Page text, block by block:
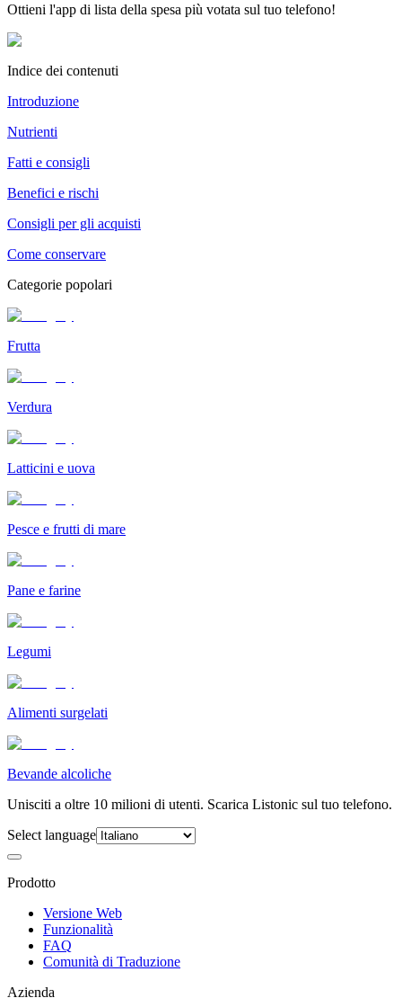
Ottieni l'app di lista della spesa più votata sul tuo telefono!
Indice dei contenuti
Introduzione
Nutrienti
Fatti e consigli
Benefici e rischi
Consigli per gli acquisti
Come conservare
Categorie popolari
Frutta
Verdura
Latticini e uova
Pesce e frutti di mare
Pane e farine
Legumi
Alimenti surgelati
Bevande alcoliche
Unisciti a oltre 10 milioni di utenti. Scarica Listonic sul tuo telefono.
Select language
Prodotto
Versione Web
Funzionalità
FAQ
Comunità di Traduzione
Azienda